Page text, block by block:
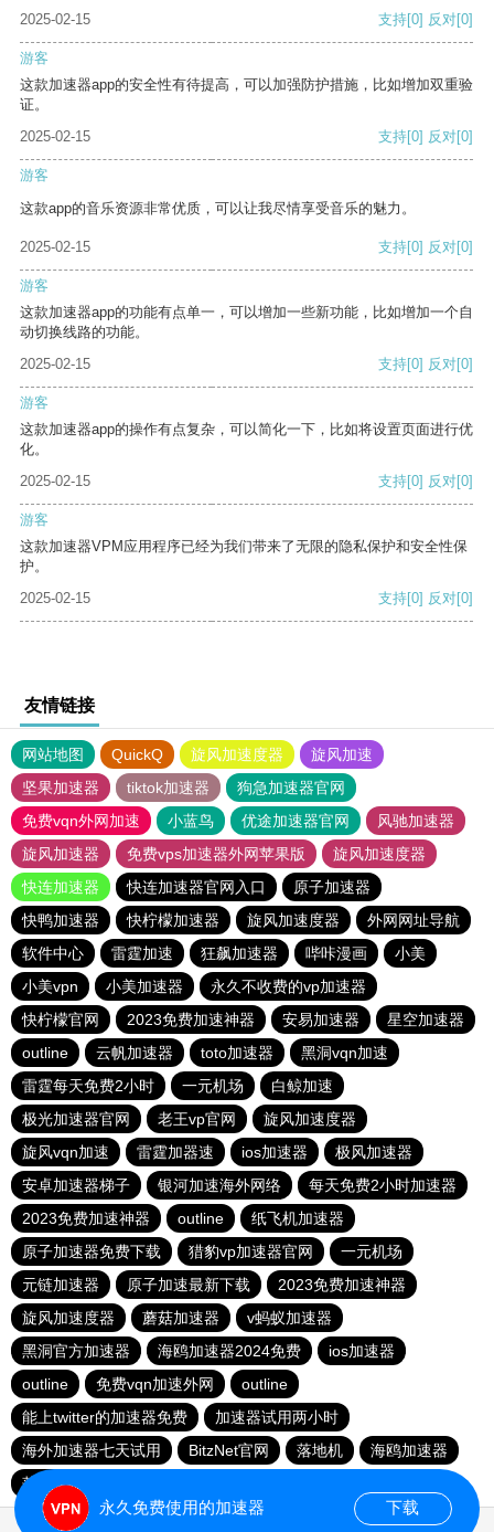
2025-02-15 支持[0] 反对[0]
游客
这款加速器app的安全性有待提高，可以加强防护措施，比如增加双重验
证。
2025-02-15
支持[0] 反对[0]
游客
这款app的音乐资源非常优质，可以让我尽情享受音乐的魅力。
2025-02-15 支持[0] 反对[0]
游客
这款加速器app的功能有点单一，可以增加一些新功能，比如增加一个自
动切换线路的功能。
2025-02-15
支持[0] 反对[0]
游客
这款加速器app的操作有点复杂，可以简化一下，比如将设置页面进行优
化。
2025-02-15
支持[0] 反对[0]
游客
这款加速器VPM应用程序已经为我们带来了无限的隐私保护和安全性保
护。
2025-02-15
支持[0] 反对[0]
友情链接
网站地图 QuickQ 旋风加速度器
旋风加速
坚果加速器
tiktok加速器
狗急加速器官网
免费vqn外网加速
小蓝鸟 优途加速器官网
风驰加速器
旋风加速器
免费vps加速器外网苹果版
旋风加速度器
快连加速器
快连加速器官网入口
原子加速器
快鸭加速器
快柠檬加速器 旋风加速度器
外网网址导航
软件中心
雷霆加速 狂飙加速器 哔咔漫画
小美
小美vpn
小美加速器
永久不收费的vp加速器
快柠檬官网
2023免费加速神器 安易加速器
星空加速器
outline
云帆加速器 toto加速器
黑洞vqn加速
雷霆每天免费2小时
一元机场
白鲸加速
极光加速器官网
老王vp官网
旋风加速度器
旋风vqn加速
雷霆加器速 ios加速器
极风加速器
安卓加速器梯子
银河加速海外网络
每天免费2小时加速器
2023免费加速神器
outline
纸飞机加速器
原子加速器免费下载
猎豹vp加速器官网
一元机场
元链加速器
原子加速最新下载
2023免费加速神器
旋风加速度器
蘑菇加速器
v蚂蚁加速器
黑洞官方加速器
海鸥加速器2024免费
ios加速器
outline
免费vqn加速外网
outline
能上twitter的加速器免费
加速器试用两小时
海外加速器七天试用
BitzNet官网 落地机
海鸥加速器
落地机
永久免费使用的加速器 下载